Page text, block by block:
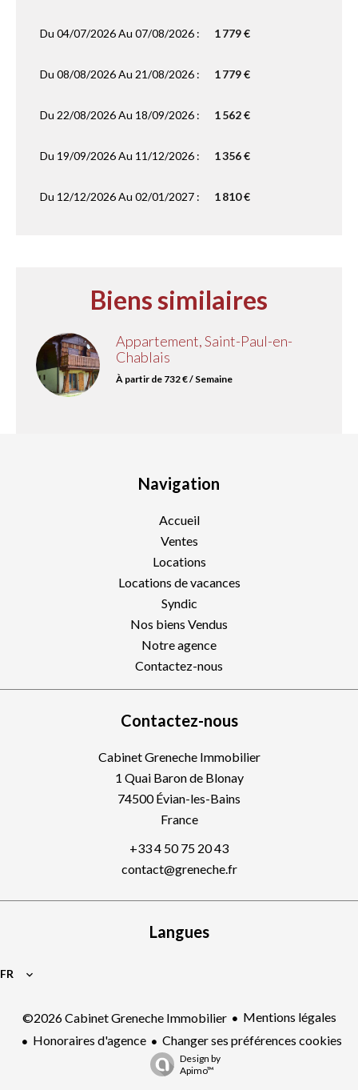
Du 04/07/2026 Au 07/08/2026 : 1 779 €
Du 08/08/2026 Au 21/08/2026 : 1 779 €
Du 22/08/2026 Au 18/09/2026 : 1 562 €
Du 19/09/2026 Au 11/12/2026 : 1 356 €
Du 12/12/2026 Au 02/01/2027 : 1 810 €
Biens similaires
Appartement, Saint-Paul-en-
Chablais
À partir de 732 € / Semaine
Navigation
Accueil
Ventes
Locations
Locations de vacances
Syndic
Nos biens Vendus
Notre agence
Contactez-nous
Contactez-nous
Cabinet Greneche Immobilier
1 Quai Baron de Blonay
74500Évian-les-Bains
France
+33 4 50 75 20 43
contact@greneche.fr
Langues
FR
©2026 Cabinet Greneche Immobilier
Mentions légales
Honoraires d'agence
Changer ses préférences cookies
Design by
Apimo™